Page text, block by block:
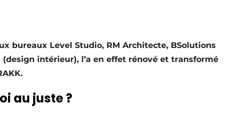
bureaux Level Studio, RM Architecte, BSolutions
(design intérieur), l’a en effet rénové et transformé
au juste ?